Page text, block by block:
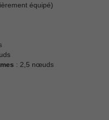
équipé)
: 2,5 nœuds